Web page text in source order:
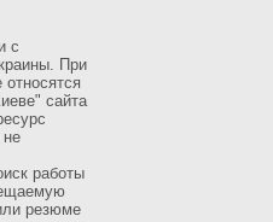
с
При
сайта
не
работы
резюме